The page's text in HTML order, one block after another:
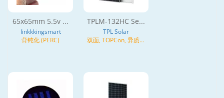
65x65mm 5.5v ...
linkkkingsmart
背钝化 (PERC)
TPLM-132HC Se...
TPL Solar
双面, TOPCon, 异质结